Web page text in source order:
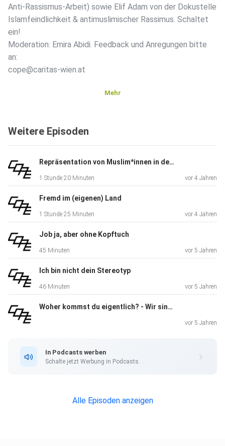
Anti-Rassismus-Arbeit) sowie Elif Adam von der Dokustelle
Islamfeindlichkeit & antimuslimischer Rassimus. Schaltet
ein!
Moderation: Emira Abidi. Feedback und Anregungen bitte
an:
cope@caritas-wien.at
Mehr
Weitere Episoden
Repräsentation von Muslim*innen in den Medien
1 Stunde 20 Minuten vor 4 Jahren
Fremd im (eigenen) Land
1 Stunde 25 Minuten vor 4 Jahren
Job ja, aber ohne Kopftuch
45 Minuten vor 5 Jahren
Ich bin nicht dein Stereotyp
46 Minuten vor 5 Jahren
Woher kommst du eigentlich? - Wir sind made in Austria!
vor 5 Jahren
In Podcasts werben
Schalte jetzt Werbung in Podcasts.
Alle Episoden anzeigen